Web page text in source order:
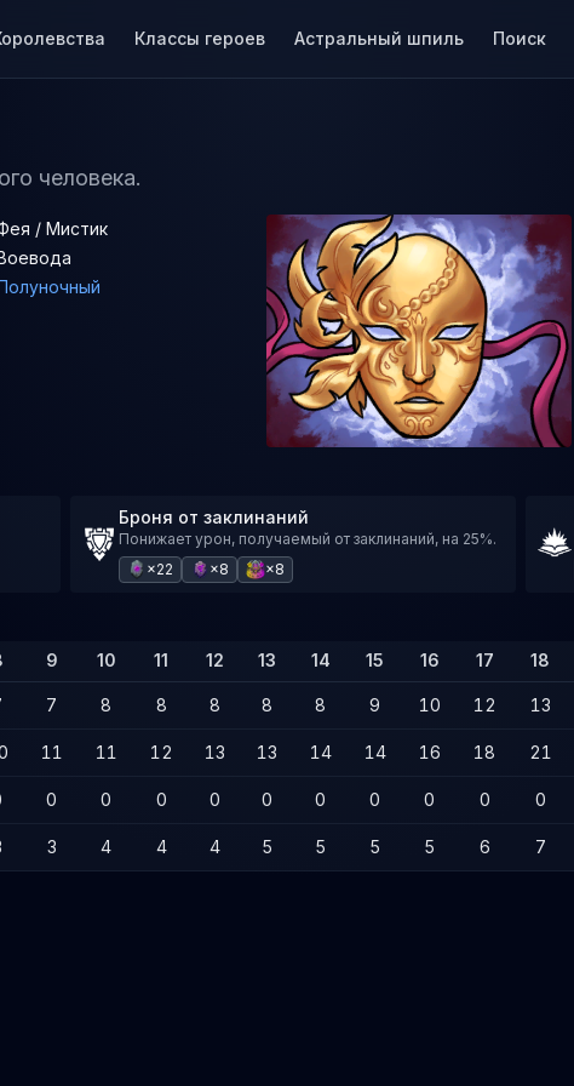
Классы героев Астральный шпиль Поиск
человека.
/ Мистик
Броня от заклинаний
Понижает урон, получаемый от заклинаний, на 25%.
×22
×8 ×8
9 10 11 12 13 14 15 16 17 18
7 8 8 8 8 8 9 10 12 13
11 11 12 13 13 14 14 16 18 21
0 0 0 0 0 0 0 0 0 0
3 4 4 4 5 5 5 5 6 7